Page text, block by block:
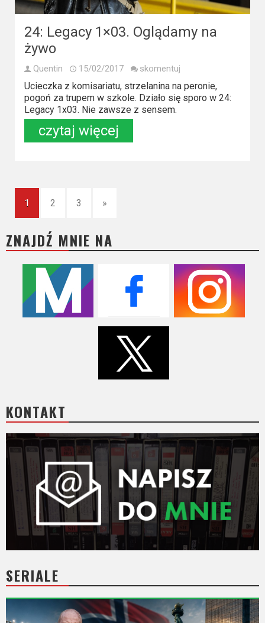
24: Legacy 1×03. Oglądamy na
żywo
Quentin 15/02/2017 skomentuj
Ucieczka z komisariatu, strzelanina na peronie,
pogoń za trupem w szkole. Działo się sporo w 24:
Legacy 1x03. Nie zawsze z sensem.
czytaj więcej
1 2 3 »
ZNAJDŹ MNIE NA
KONTAKT
SERIALE